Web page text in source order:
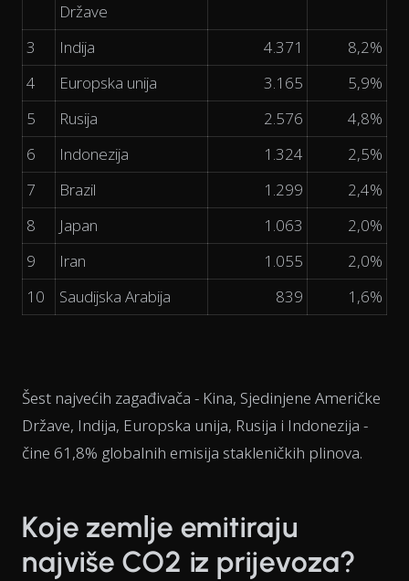
Države
3 Indija 4.371
8,2%
4
Europska unija 3.165
5,9%
5
Rusija 2.576
4,8%
6
Indonezija 1.324
2,5%
7
Brazil 1.299
2,4%
8
Japan 1.063
2,0%
9
Iran 1.055
2,0%
10
Saudijska Arabija 839 1,6%
Šest najvećih zagađivača - Kina, Sjedinjene Američke
Države, Indija, Europska unija, Rusija i Indonezija -
čine 61,8% globalnih emisija stakleničkih plinova.
Koje zemlje emitiraju
najviše CO2 iz prijevoza?